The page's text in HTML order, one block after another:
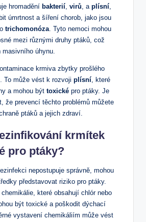
hromadění bakterií, virů, a plísní,
úmrtnost a šíření chorob, jako jsou
trichomonóza. Tyto nemoci mohou
mezi různými druhy ptáků, což
úhynu.
krmiva zbytky prošlého
To může vést k rozvoji plísní, které
a mohou být toxické pro ptáky. Je
že prevencí těchto problémů můžete
ptáků a jejich zdraví.
krmítek
pro ptáky?
nepostupuje správně, mohou
představovat riziko pro ptáky.
které obsahují chlór nebo
být toxické a poškodit dýchací
vystavení chemikáliím může vést